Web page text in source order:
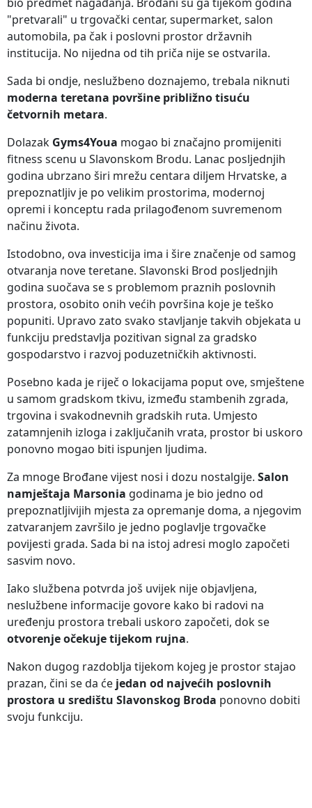
"pretvarali" u trgovački centar, supermarket, salon
automobila, pa čak i poslovni prostor državnih
institucija. No nijedna od tih priča nije se ostvarila.
Sada bi ondje, neslužbeno doznajemo, trebala niknuti
moderna teretana površine približno tisuću
četvornih metara.
Dolazak Gyms4Youa mogao bi značajno promijeniti
fitness scenu u Slavonskom Brodu. Lanac posljednjih
godina ubrzano širi mrežu centara diljem Hrvatske, a
prepoznatljiv je po velikim prostorima, modernoj
opremi i konceptu rada prilagođenom suvremenom
načinu života.
Istodobno, ova investicija ima i šire značenje od samog
otvaranja nove teretane. Slavonski Brod posljednjih
godina suočava se s problemom praznih poslovnih
prostora, osobito onih većih površina koje je teško
popuniti. Upravo zato svako stavljanje takvih objekata u
funkciju predstavlja pozitivan signal za gradsko
gospodarstvo i razvoj poduzetničkih aktivnosti.
Posebno kada je riječ o lokacijama poput ove, smještene
u samom gradskom tkivu, između stambenih zgrada,
trgovina i svakodnevnih gradskih ruta. Umjesto
zatamnjenih izloga i zaključanih vrata, prostor bi uskoro
ponovno mogao biti ispunjen ljudima.
Za mnoge Brođane vijest nosi i dozu nostalgije. Salon
namještaja Marsonia godinama je bio jedno od
prepoznatljivijih mjesta za opremanje doma, a njegovim
zatvaranjem završilo je jedno poglavlje trgovačke
povijesti grada. Sada bi na istoj adresi moglo započeti
sasvim novo.
Iako službena potvrda još uvijek nije objavljena,
neslužbene informacije govore kako bi radovi na
uređenju prostora trebali uskoro započeti, dok se
otvorenje očekuje tijekom rujna.
Nakon dugog razdoblja tijekom kojeg je prostor stajao
prazan, čini se da će jedan od najvećih poslovnih
prostora u središtu Slavonskog Broda ponovno dobiti
svoju funkciju.